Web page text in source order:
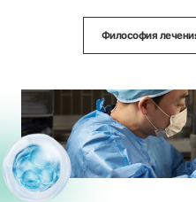
Философия